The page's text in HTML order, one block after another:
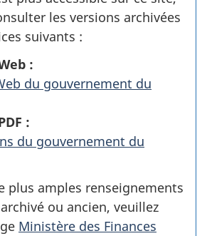
les versions archivées
suivants :
:
du gouvernement du
:
du gouvernement du
plus amples renseignements
ou ancien, veuillez
Ministère des Finances